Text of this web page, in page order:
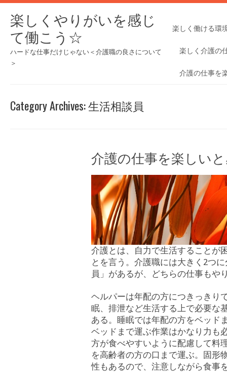
楽しくやりがいを感じ
て働こう☆
ハードな仕事だけじゃない＜介護職の良さについて
＞
楽しく働ける環
楽しく介護の
介護の仕事を
Category Archives:生活相談員
介護の仕事を楽しい
介護とは、自力で生活することが
とを言う。介護職には大きく2つ
員」があるが、どちらの仕事もや
ヘルパーは年配の方につきっきり
眠、排泄など生活する上で必要な
ある。睡眠では年配の方をベッド
ベッドまで運ぶ作業はかなり力も
方が食べやすいように配慮して料
を高齢者の方の口まで運ぶ。固形
性もあるので、注意しながら食事